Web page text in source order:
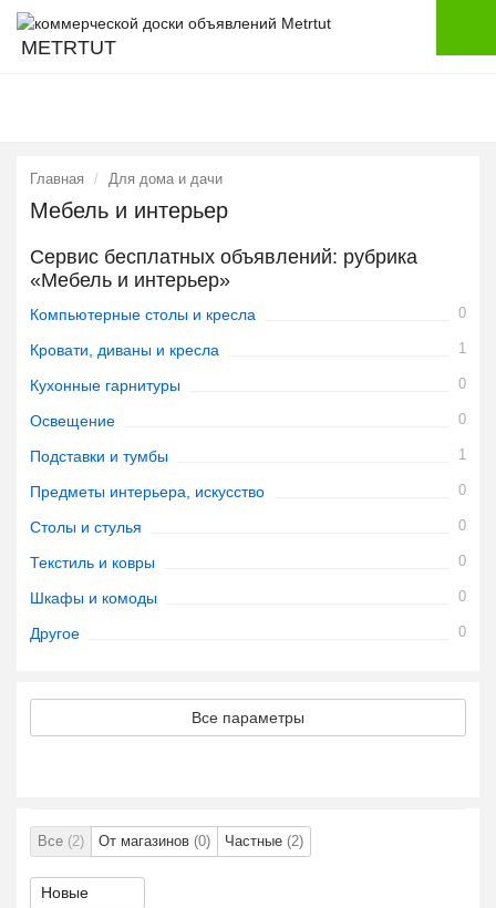
METRTUT
Главная Для дома и дачи
Мебель и интерьер
Сервис бесплатных объявлений: рубрика
«Мебель и интерьер»
Компьютерные столы и кресла 0
Кровати, диваны и кресла 1
Кухонные гарнитуры 0
Освещение 0
Подставки и тумбы 1
Предметы интерьера, искусство 0
Столы и стулья 0
Текстиль и ковры 0
Шкафы и комоды 0
Другое 0
Все параметры
Все (2) От магазинов (0) Частные (2)